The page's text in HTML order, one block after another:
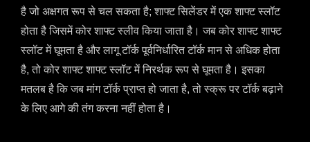
है जो अक्षगत रूप से चल सकता है; शाफ्ट सिलेंडर में एक शाफ्ट स्लॉट
होता है जिसमें कोर शाफ्ट स्लीव किया जाता है। जब कोर शाफ्ट शाफ्ट
स्लॉट में घूमता है और लागू टॉर्क पूर्वनिर्धारित टॉर्क मान से अधिक होता
है, तो कोर शाफ्ट शाफ्ट स्लॉट में निरर्थक रूप से घूमता है। इसका
मतलब है कि जब मांग टॉर्क प्राप्त हो जाता है, तो स्क्रू पर टॉर्क बढ़ाने
के लिए आगे की तंग करना नहीं होता है।